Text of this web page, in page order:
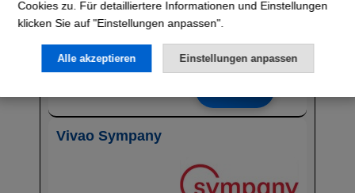
Ohne Unfalldeckung: 181.85
Vivao Sympany
Cookies zu. Für detailliertere Informationen und Einstellungen
klicken Sie auf "Einstellungen anpassen".
Alle akzeptieren Einstellungen anpassen